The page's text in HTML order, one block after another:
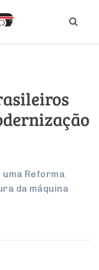
Reforma
da máquina